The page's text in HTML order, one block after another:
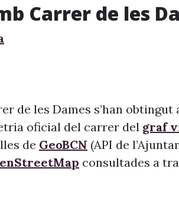
Carrer de les
de les Dames s’han
oficial del carrer del graf
de GeoBCN (API de
consultades a